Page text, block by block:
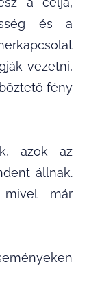
és a
vezetni,
fény
azok az
állnak.
már